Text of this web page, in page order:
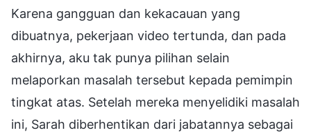
Karena gangguan dan kekacauan yang
dibuatnya, pekerjaan video tertunda, dan pada
akhirnya, aku tak punya pilihan selain
melaporkan masalah tersebut kepada pemimpin
tingkat atas. Setelah mereka menyelidiki masalah
ini, Sarah diberhentikan dari jabatannya sebagai